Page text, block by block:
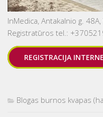
InMedica, Antakalnio g.
Registratūros tel.:
REGISTRACIJA
Blogas burnos kvapas